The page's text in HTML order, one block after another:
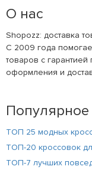
О нас
Shopozz: доставка
С 2009 года
товаров с
оформления и
Популярное
ТОП 25 модных
ТОП-20 кроссовок
ТОП-7 лучших